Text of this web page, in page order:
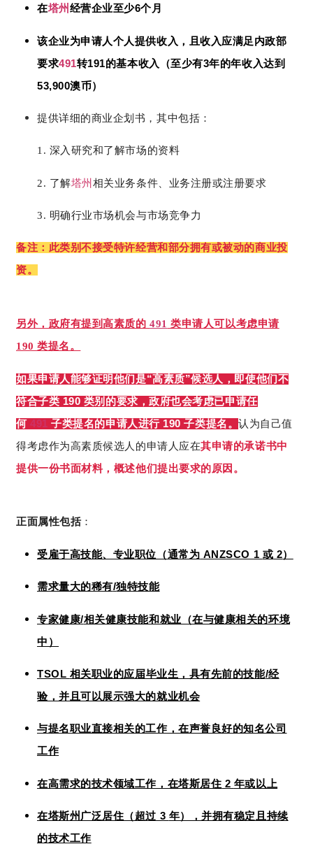
在塔州经营企业至少6个月
该企业为申请人个人提供收入，且收入应满足内政部
要求491转191的基本收入（至少有3年的年收入达到
53,900澳币）
提供详细的商业企划书，其中包括：
1. 深入研究和了解市场的资料
2. 了解塔州 相关业务条件、业务注册或注册要求
3. 明确行业市场机会与市场竞争力
备注：此类别不接受特许经营和部分拥有或被动的商业投
资。
另外，政府有提到高素质的491 类申请人可以考虑申请
190 类提名。
如果申请人能够证明他们是“高素质”候选人，即使他们不
符合子类 190 类别的要求，政府也会考虑已申请任
何 491 子类提名的申请人进行190子类提名。认为自己值
得考虑作为高素质候选人的申请人应在其申请的承诺书中
提供一份书面材料，概述他们提出要求的原因。
正面属性包括：
受雇于高技能、专业职位（通常为 ANZSCO 1 或 2）
需求量大的稀有/独特技能
专家健康/相关健康技能和就业（在与健康相关的环境
中）
TSOL 相关职业的应届毕业生，具有先前的技能/经
验，并且可以展示强大的就业机会
与提名职业直接相关的工作，在声誉良好的知名公司
工作
在高需求的技术领域工作，在塔斯居住 2 年或以上
在塔斯州广泛居住（超过 3 年），并拥有稳定且持续
的技术工作